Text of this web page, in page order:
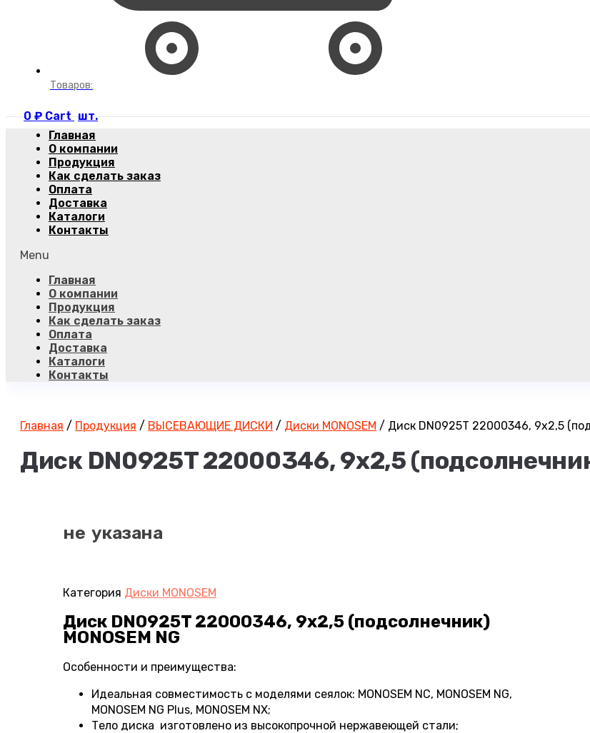
Товаров:
0₽ Cart
Главная
О компании
Продукция
Как сделать заказ
Оплата
Доставка
Каталоги
Контакты
Menu
Главная
О компании
Продукция
Как сделать заказ
Оплата
Доставка
Каталоги
Контакты
Главная / Продукция / ВЫСЕВАЮЩИЕ ДИСКИ / Диски MONOSEM / Диск DN0925T 22000346, 9х2,5
Диск DN0925T 22000346, 9х2,5
не указана
Категория Диски MONOSEM
Диск DN0925T 22000346, 9х2,5 (подсолнечник)
MONOSEM NG
Особенности и преимущества:
Идеальная совместимость с моделями сеялок: MONOSEM NC, MONOSEM NG,
MONOSEM NG Plus, MONOSEM NX;
Тело диска изготовлено из высокопрочной нержавеющей стали;